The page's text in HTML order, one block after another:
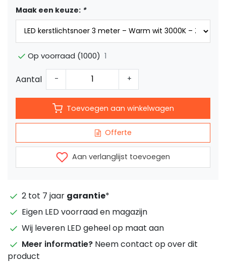
Maak een keuze: *
Op voorraad (1000) 1
Aantal - +
Toevoegen aan winkelwagen
Offerte
Aan verlanglijst toevoegen
2 tot 7 jaar garantie*
Eigen LED voorraad en magazijn
Wij leveren LED geheel op maat aan
Meer informatie? Neem contact op over dit
product